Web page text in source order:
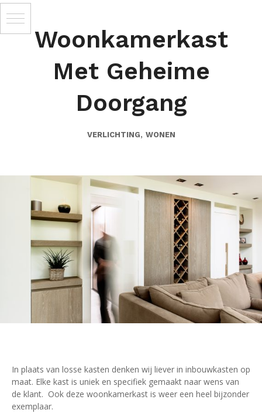
Woonkamerkast
Met Geheime
Doorgang
VERLICHTING, WONEN
In plaats van losse kasten denken wij liever in inbouwkasten op
maat. Elke kast is uniek en specifiek gemaakt naar wens van
de klant. Ook deze woonkamerkast is weer een heel bijzonder
exemplaar.